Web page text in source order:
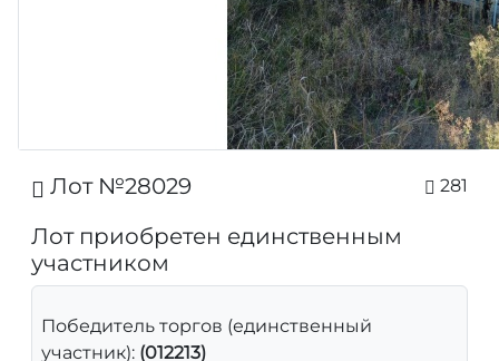
Лот №28029 281
Лот приобретен единственным
участником
Победитель торгов (единственный
участник): (012213)